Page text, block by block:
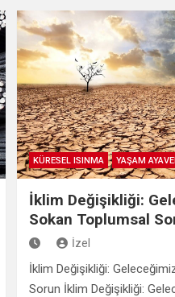
KÜRESEL ISINMA YAŞAM
İklim Değişikliği:
Sokan Toplumsal
İzel
İklim Değişikliği:
Sorun İklim Değişikliği: